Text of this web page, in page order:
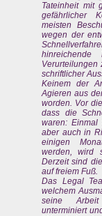
Tateinheit mit
gefährlicher
meisten
wegen der
hinreichende
Verurteilungen
schriftlicher
Keinem der
Agieren aus
worden. Vor
dass die
waren: Einmal
aber auch in
einigen
werden, wird
Derzeit sind
auf freiem Fuß.
Das Legal
welchem
seine Arbeit
unterminiert